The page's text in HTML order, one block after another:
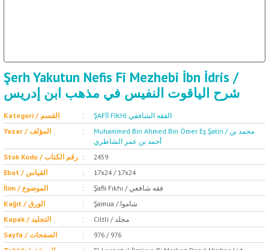
Şerh Yakutun Nefis Fi Mezhebi İbn İdris /
شرح الياقوت النفيس في مذهب ابن إدريس
Kategori / القسم
ŞAFİİ FIKHI الفقه الشافقي
Yazar / المؤلف
Muhammed Bin Ahmed Bin Ömer Eş Şatiri / محمد بن
أحمد بن عمر الشاطري
Stok Kodu / رقم الكتاب
2459
Ebat / القياس
17x24 / 17x24
İlim / الموضوع
Şafii Fıkhı / فقه شافعي
Kağıt / الورق
Şamua / شاموا
Kapak / التجليد
Ciltli / مجلد
Sayfa / الصفحات
976 / 976